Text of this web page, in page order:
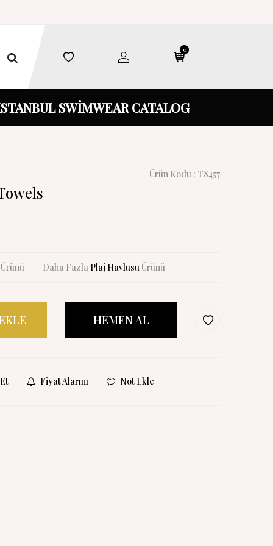
0
SWİMWEAR CATALOG
Ürün Kodu : T8457
Daha Fazla Plaj HavlusuÜrünü
HEMEN AL
Fiyat Alarmı Not Ekle